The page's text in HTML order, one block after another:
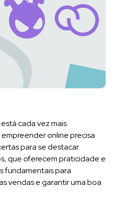
cada vez mais
online precisa
para se destacar.
que oferecem praticidade e
fundamentais para
vendas e garantir uma boa